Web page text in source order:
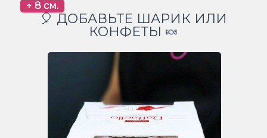
↑ 8 см.
🎈 ДОБАВЬТЕ ШАРИК ИЛИ
КОНФЕТЫ 🍬